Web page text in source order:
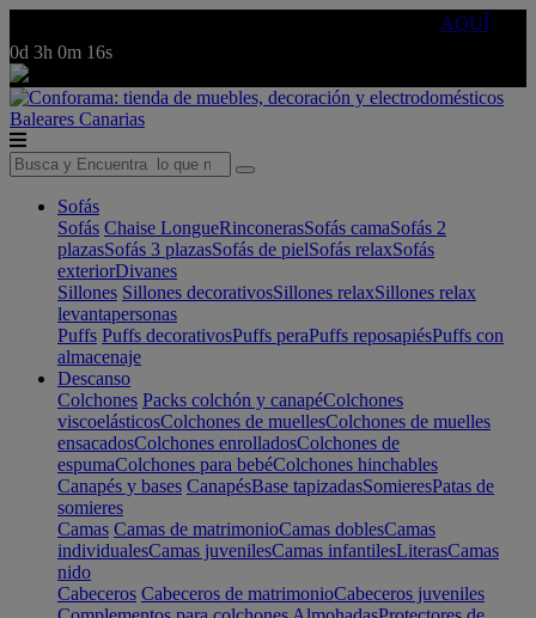
AQUÍ
0d 3h 0m 16s
Baleares Canarias
Sofás
Sofás Chaise LongueRinconerasSofás camaSofás 2
plazasSofás 3 plazasSofás de pielSofás relaxSofás
exteriorDivanes
Sillones Sillones decorativosSillones relaxSillones relax
levantapersonas
Puffs Puffs decorativosPuffs peraPuffs reposapiésPuffs con
almacenaje
Descanso
Colchones Packs colchón y canapéColchones
viscoelásticosColchones de muellesColchones de muelles
ensacadosColchones enrolladosColchones de
espumaColchones para bebéColchones hinchables
Canapés y bases CanapésBase tapizadasSomieresPatas de
somieres
Camas Camas de matrimonioCamas doblesCamas
individualesCamas juvenilesCamas infantilesLiterasCamas
nido
Cabeceros Cabeceros de matrimonioCabeceros juveniles